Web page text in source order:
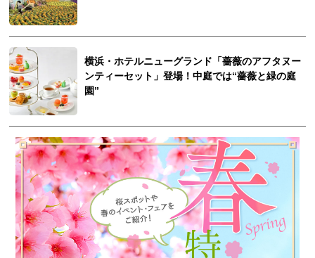
横浜・ホテルニューグランド「薔薇のアフタヌー
ンティーセット」登場！中庭では“薔薇と緑の庭
園”